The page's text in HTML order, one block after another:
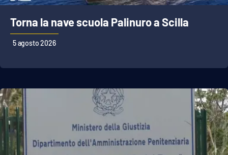
Torna la nave scuola Palinuro a Scilla
5 agosto 2026